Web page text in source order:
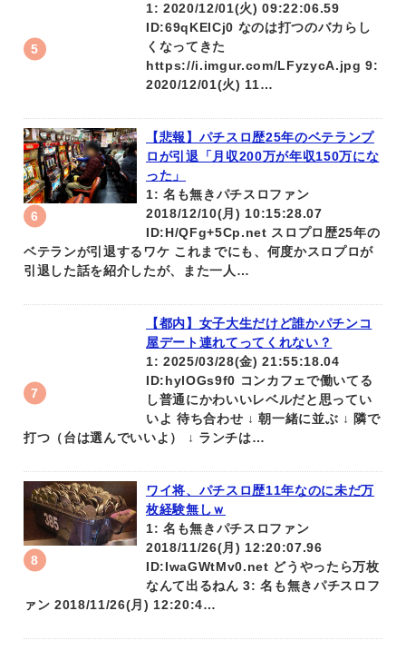
1: 2020/12/01(火) 09:22:06.59
ID:69qKEICj0 なのは打つのバカらし
くなってきた
https://i.imgur.com/LFyzycA.jpg 9:
2020/12/01(火) 11…
【悲報】パチスロ歴25年のベテランプ
ロが引退「月収200万が年収150万にな
った」
1: 名も無きパチスロファン
2018/12/10(月) 10:15:28.07
ID:H/QFg+5Cp.net スロプロ歴25年の
ベテランが引退するワケ これまでにも、何度かスロプロが
引退した話を紹介したが、また一人…
【都内】女子大生だけど誰かパチンコ
屋デート連れてってくれない？
1: 2025/03/28(金) 21:55:18.04
ID:hylOGs9f0 コンカフェで働いてる
し普通にかわいいレベルだと思ってい
いよ 待ち合わせ ↓ 朝一緒に並ぶ ↓ 隣で
打つ（台は選んでいいよ） ↓ ランチは…
ワイ将、パチスロ歴11年なのに未だ万
枚経験無しｗ
1: 名も無きパチスロファン
2018/11/26(月) 12:20:07.96
ID:IwaGWtMv0.net どうやったら万枚
なんて出るねん 3: 名も無きパチスロフ
ァン 2018/11/26(月) 12:20:4…